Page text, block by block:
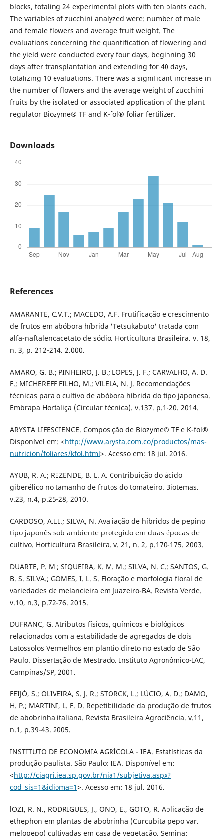
blocks, totaling 24 experimental plots with ten plants each.
The variables of zucchini analyzed were: number of male
and female flowers and average fruit weight. The
evaluations concerning the quantification of flowering and
the yield were conducted every four days, beginning 30
days after transplantation and extending for 40 days,
totalizing 10 evaluations. There was a significant increase in
the number of flowers and the average weight of zucchini
fruits by the isolated or associated application of the plant
regulator Biozyme® TF and K-fol® foliar fertilizer.
Downloads
References
AMARANTE, C.V.T.; MACEDO, A.F. Frutificação e crescimento
de frutos em abóbora híbrida 'Tetsukabuto' tratada com
alfa-naftalenoacetato de sódio. Horticultura Brasileira. v. 18,
n. 3, p. 212-214. 2.000.
AMARO, G. B.; PINHEIRO, J. B.; LOPES, J. F.; CARVALHO, A. D.
F.; MICHEREFF FILHO, M.; VILELA, N. J. Recomendações
técnicas para o cultivo de abóbora híbrida do tipo japonesa.
Embrapa Hortaliça (Circular técnica). v.137. p.1-20. 2014.
ARYSTA LIFESCIENCE. Composição de Biozyme® TF e K-fol®
Disponível em: <http://www.arysta.com.co/productos/mas-
nutricion/foliares/kfol.html>. Acesso em: 18 jul. 2016.
AYUB, R. A.; REZENDE, B. L. A. Contribuição do ácido
giberélico no tamanho de frutos do tomateiro. Biotemas.
v.23, n.4, p.25-28, 2010.
CARDOSO, A.I.I.; SILVA, N. Avaliação de híbridos de pepino
tipo japonês sob ambiente protegido em duas épocas de
cultivo. Horticultura Brasileira. v. 21, n. 2, p.170-175. 2003.
DUARTE, P. M.; SIQUEIRA, K. M. M.; SILVA, N. C.; SANTOS, G.
B. S. SILVA.; GOMES, I. L. S. Floração e morfologia floral de
variedades de melancieira em Juazeiro-BA. Revista Verde.
v.10, n.3, p.72-76. 2015.
DUFRANC, G. Atributos físicos, químicos e biológicos
relacionados com a estabilidade de agregados de dois
Latossolos Vermelhos em plantio direto no estado de São
Paulo. Dissertação de Mestrado. Instituto Agronômico-IAC,
Campinas/SP, 2001.
FEIJÓ, S.; OLIVEIRA, S. J. R.; STORCK, L.; LÚCIO, A. D.; DAMO,
H. P.; MARTINI, L. F. D. Repetibilidade da produção de frutos
de abobrinha italiana. Revista Brasileira Agrociência. v.11,
n.1, p.39-43. 2005.
INSTITUTO DE ECONOMIA AGRÍCOLA - IEA. Estatísticas da
produção paulista. São Paulo: IEA. Disponível em:
<http://ciagri.iea.sp.gov.br/nia1/subjetiva.aspx?
cod_sis=1&idioma=1>. Acesso em: 18 jul. 2016.
lOZI, R. N., RODRIGUES, J., ONO, E., GOTO, R. Aplicação de
ethephon em plantas de abobrinha (Curcubita pepo var.
melopepo) cultivadas em casa de vegetação. Semina: